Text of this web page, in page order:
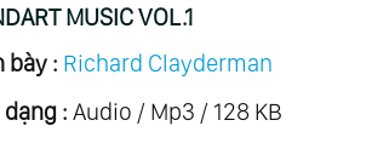
MUSIC VOL.1
bày : Richard Clayderman
: Audio / Mp3 / 128 KB